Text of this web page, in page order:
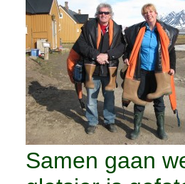
Samen gaan